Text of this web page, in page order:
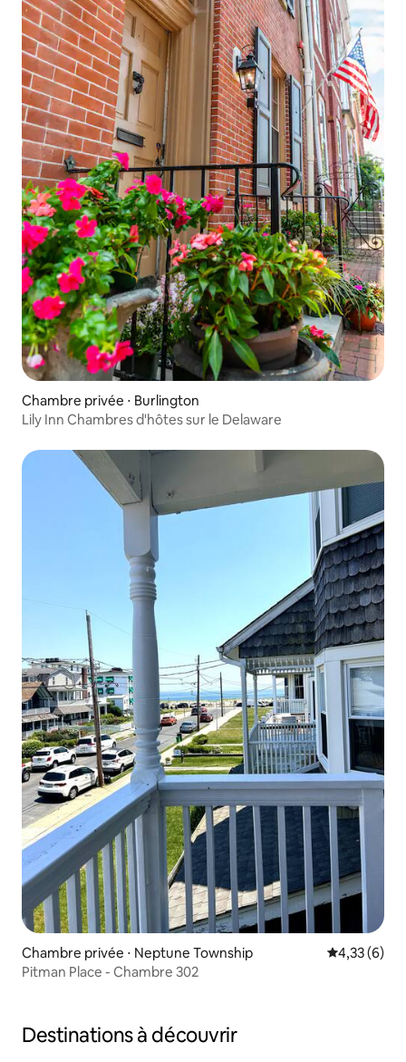
Chambre privée ⋅ Burlington
Lily Inn Chambres d'hôtes sur le Delaware
Chambre privée ⋅ Neptune Township Évaluation
4,33 (6)
Pitman Place - Chambre 302
Destinations à découvrir